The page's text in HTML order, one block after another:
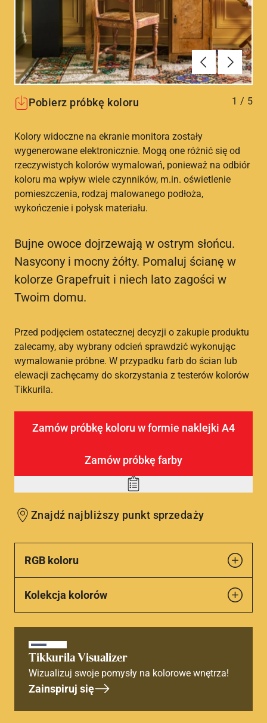
Poprzednie
Dalej
Pobierz próbkę koloru 1 / 5
Kolory widoczne na ekranie monitora zostały
wygenerowane elektronicznie. Mogą one różnić się od
rzeczywistych kolorów wymalowań, ponieważ na odbiór
koloru ma wpływ wiele czynników, m.in. oświetlenie
pomieszczenia, rodzaj malowanego podłoża,
wykończenie i połysk materiału.
Bujne owoce dojrzewają w ostrym słońcu.
Nasycony i mocny żółty. Pomaluj ścianę w
kolorze Grapefruit i niech lato zagości w
Twoim domu.
Przed podjęciem ostatecznej decyzji o zakupie produktu
zalecamy, aby wybrany odcień sprawdzić wykonując
wymalowanie próbne. W przypadku farb do ścian lub
elewacji zachęcamy do skorzystania z testerów kolorów
Tikkurila.
Zamów próbkę koloru w formie naklejki A4
Zamów próbkę farby
Add
wishlist
Znajdź najbliższy punkt sprzedaży
RGB koloru
Kolekcja kolorów
Tikkurila Visualizer
Wizualizuj swoje pomysły na kolorowe wnętrza!
Zainspiruj się